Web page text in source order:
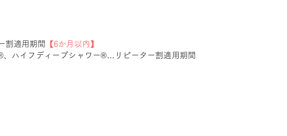
割適用期間
【6か月以内】
ハイフディープシャワー®…リピーター割適用期間